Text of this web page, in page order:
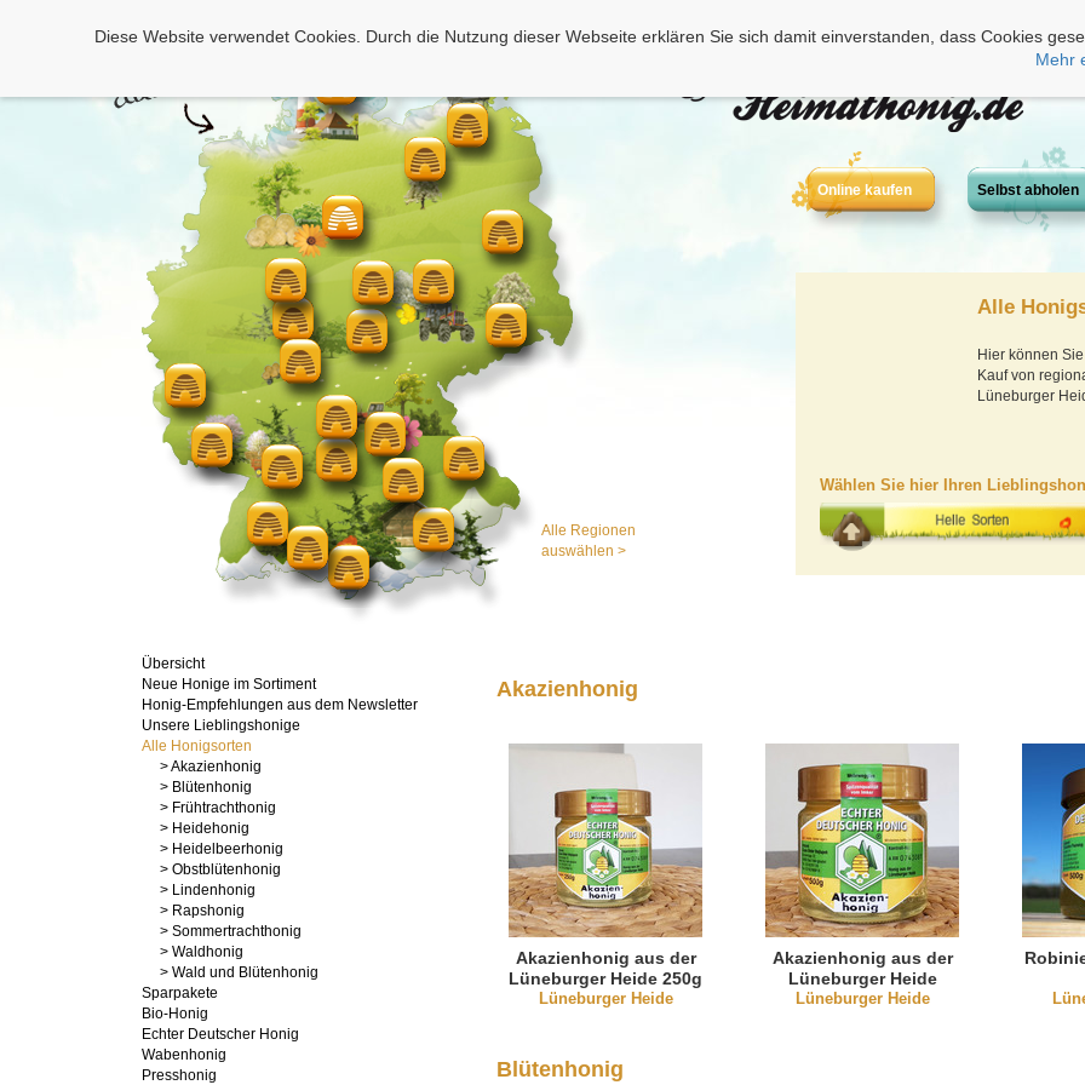
Alle Regionen
auswählen >
Diese Website verwendet Cookies. Durch die Nutzung dieser Webseite erklären Sie sich damit einverstanden, dass Cookies
Mehr
Online kaufen Selbst abholen
Alle
Hier können
Kauf von
Lüneburger
Wählen Sie hier Ihren
Übersicht
Neue Honige im Sortiment
Honig-Empfehlungen aus dem Newsletter
Unsere Lieblingshonige
Alle Honigsorten
> Akazienhonig
> Blütenhonig
> Frühtrachthonig
> Heidehonig
> Heidelbeerhonig
> Obstblütenhonig
> Lindenhonig
> Rapshonig
> Sommertrachthonig
> Waldhonig
> Wald und Blütenhonig
Sparpakete
Bio-Honig
Echter Deutscher Honig
Wabenhonig
Presshonig
Akazienhonig
Akazienhonig aus der
Lüneburger Heide 250g
Lüneburger Heide
Akazienhonig aus der
Lüneburger Heide
Lüneburger Heide
Blütenhonig